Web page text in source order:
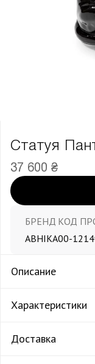
Статуя
37 600 ₴
БРЕНД
ABHIKA
КОД
00-
Описание
Характеристики
Доставка